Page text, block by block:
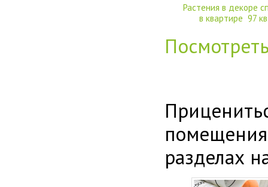
Растения в декоре
в квартире 97
разделах